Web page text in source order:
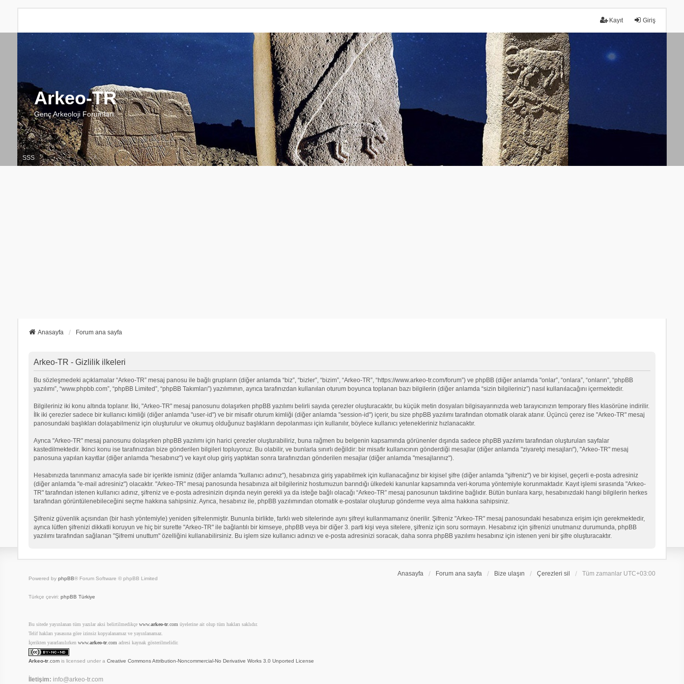
Giriş
Kayıt
Arkeo-TR
Genç Arkeoloji Forumları
SSS
Anasayfa Forum ana sayfa
Arkeo-TR - Gizlilik ilkeleri
Bu sözleşmedeki açıklamalar “Arkeo-TR” mesaj panosu ile bağlı grupların (diğer anlamda “biz”, “bizler”, “bizim”, “Arkeo-TR”, “https://www.arkeo-tr.com/forum”) ve phpBB (diğer anlamda "onlar”, “onlara”, “onların”, “phpBB
yazılımı”, “www.phpbb.com”, “phpBB Limited”, “phpBB Takımları”) yazılımının, ayrıca tarafınızdan kullanılan oturum boyunca toplanan bazı bilgilerin (diğer anlamda “sizin bilgileriniz”) nasıl kullanılacağını içermektedir.
Bilgileriniz iki konu altında toplanır. İlki, "Arkeo-TR" mesaj panosunu dolaşırken phpBB yazılımı belirli sayıda çerezler oluşturacaktır, bu küçük metin dosyaları bilgisayarınızda web tarayıcınızın temporary files klasörüne indirilir.
İlk iki çerezler sadece bir kullanıcı kimliği (diğer anlamda "user-id") ve bir misafir oturum kimliği (diğer anlamda "session-id") içerir, bu size phpBB yazılımı tarafından otomatik olarak atanır. Üçüncü çerez ise "Arkeo-TR" mesaj
panosundaki başlıkları dolaşabilmeniz için oluşturulur ve okumuş olduğunuz başlıkların depolanması için kullanılır, böylece kullanıcı yetenekleriniz hızlanacaktır.
Ayrıca "Arkeo-TR" mesaj panosunu dolaşırken phpBB yazılımı için harici çerezler oluşturabiliriz, buna rağmen bu belgenin kapsamında görünenler dışında sadece phpBB yazılımı tarafından oluşturulan sayfalar
kastedilmektedir. İkinci konu ise tarafınızdan bize gönderilen bilgileri topluyoruz. Bu olabilir, ve bunlarla sınırlı değildir: bir misafir kullanıcının gönderdiği mesajlar (diğer anlamda "ziyaretçi mesajları"), "Arkeo-TR" mesaj
panosuna yapılan kayıtlar (diğer anlamda "hesabınız") ve kayıt olup giriş yaptıktan sonra tarafınızdan gönderilen mesajlar (diğer anlamda "mesajlarınız").
Hesabınızda tanınmanız amacıyla sade bir içerikte isminiz (diğer anlamda "kullanıcı adınız"), hesabınıza giriş yapabilmek için kullanacağınız bir kişisel şifre (diğer anlamda "şifreniz") ve bir kişisel, geçerli e-posta adresiniz
(diğer anlamda "e-mail adresiniz") olacaktır. "Arkeo-TR" mesaj panosunda hesabınıza ait bilgileriniz hostumuzun barındığı ülkedeki kanunlar kapsamında veri-koruma yöntemiyle korunmaktadır. Kayıt işlemi sırasında "Arkeo-
TR" tarafından istenen kullanıcı adınız, şifreniz ve e-posta adresinizin dışında neyin gerekli ya da isteğe bağlı olacağı “Arkeo-TR” mesaj panosunun takdirine bağlıdır. Bütün bunlara karşı, hesabınızdaki hangi bilgilerin herkes
tarafından görüntülenebileceğini seçme hakkına sahipsiniz. Ayrıca, hesabınız ile, phpBB yazılımından otomatik e-postalar oluşturup gönderme veya alma hakkına sahipsiniz.
Şifreniz güvenlik açısından (bir hash yöntemiyle) yeniden şifrelenmiştir. Bununla birlikte, farklı web sitelerinde aynı şifreyi kullanmamanız önerilir. Şifreniz "Arkeo-TR" mesaj panosundaki hesabınıza erişim için gerekmektedir,
ayrıca lütfen şifrenizi dikkatli koruyun ve hiç bir surette "Arkeo-TR" ile bağlantılı bir kimseye, phpBB veya bir diğer 3. parti kişi veya sitelere, şifreniz için soru sormayın. Hesabınız için şifrenizi unutmanız durumunda, phpBB
yazılımı tarafından sağlanan "Şifremi unuttum" özelliğini kullanabilirsiniz. Bu işlem size kullanıcı adınızı ve e-posta adresinizi soracak, daha sonra phpBB yazılımı hesabınız için istenen yeni bir şifre oluşturacaktır.
Anasayfa Forum ana sayfa Bize ulaşın Çerezleri sil Tüm zamanlar UTC+03:00
Powered by phpBB® Forum Software © phpBB Limited
Türkçe çeviri: phpBB Türkiye
Bu sitede yayınlanan tüm yazılar aksi belirtilmedikçe www.arkeo-tr.com üyelerine ait olup tüm hakları saklıdır.
Telif hakları yasasına göre izinsiz kopyalanamaz ve yayınlanamaz.
İçerikten yararlanılırken www.arkeo-tr.com adresi kaynak gösterilmelidir.
Arkeo-tr.comis licensed under a Creative Commons Attribution-Noncommercial-No Derivative Works 3.0 Unported License
İletişim: info@arkeo-tr.com